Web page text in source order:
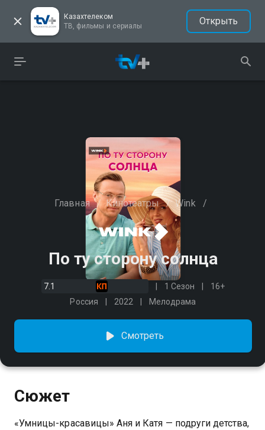
Казахтелеком
ТВ, фильмы и сериалы
Открыть
Главная / Кинотеатры / Wink /
По ту сторону солнца
7.1 1 Сезон
16+
Россия
2022 Мелодрама
Смотреть
Сюжет
«Умницы-красавицы» Аня и Катя — подруги детства,